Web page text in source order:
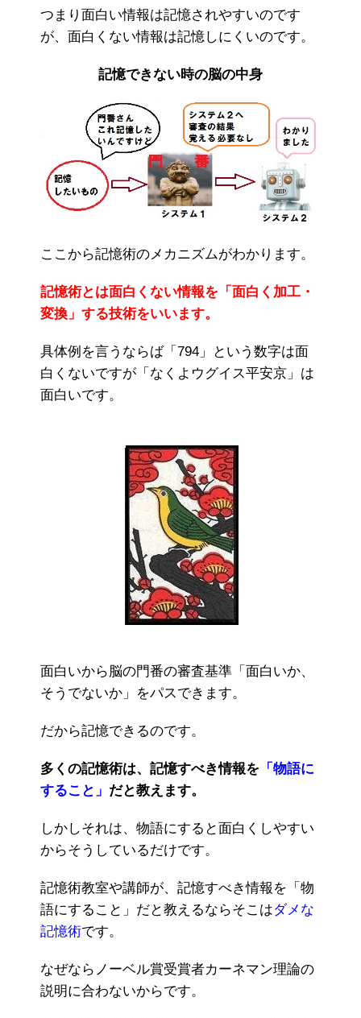
つまり面白い情報は記憶されやすいのです
が、面白くない情報は記憶しにくいのです。
記憶できない時の脳の中身
ここから記憶術のメカニズムがわかります。
記憶術とは面白くない情報を「面白く加工・
変換」する技術をいいます。
具体例を言うならば「794」という数字は面
白くないですが「なくよウグイス平安京」は
面白いです。
面白いから脳の門番の審査基準「面白いか、
そうでないか」をパスできます。
だから記憶できるのです。
多くの記憶術は、記憶すべき情報を 「物語に
すること」 だと教えます。
しかしそれは、物語にすると面白くしやすい
からそうしているだけです。
記憶術教室や講師が、記憶すべき情報を「物
語にすること」だと教えるならそこはダメな
記憶術です。
なぜならノーベル賞受賞者カーネマン理論の
説明に合わないからです。